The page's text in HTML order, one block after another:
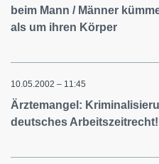
beim Mann / Männer
als um ihren Körper
10.05.2002 – 11:45
Ärztemangel:
deutsches